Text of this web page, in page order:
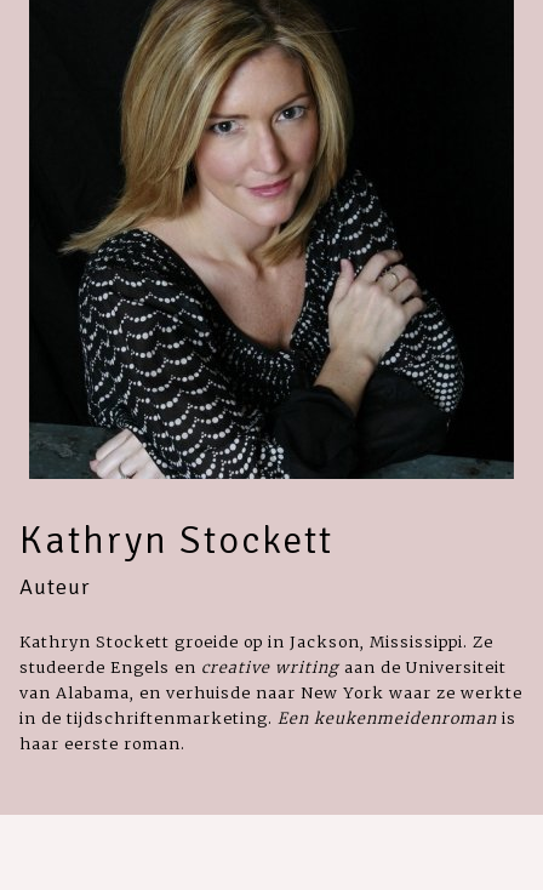
Kathryn Stockett
Auteur
Kathryn Stockett groeide op in Jackson, Mississippi. Ze
studeerde Engels en creative writing aan de Universiteit
van Alabama, en verhuisde naar New York waar ze werkte
in de tijdschriftenmarketing. Een keukenmeidenroman is
haar eerste roman.